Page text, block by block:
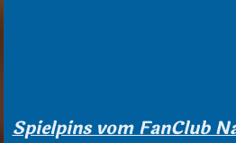
Spielpins vom FanClub